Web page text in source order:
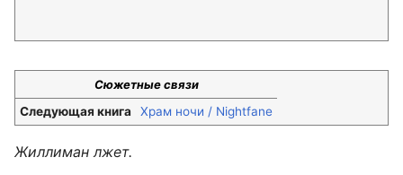
Сюжетные связи
Следующая книга
Храм ночи / Nightfane
Жиллиман лжет.